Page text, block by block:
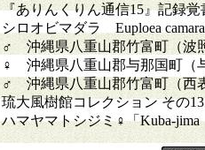
『ありんくりん通信15』記録覚
シロオビマダラ Euploea
♂ 沖縄県八重山郡竹富町（波
♀ 沖縄県八重山郡与那国町（
♂ 沖縄県八重山郡竹富町（西
琉大風樹館コレクション その
ハマヤマトシジミ♀「Kuba-